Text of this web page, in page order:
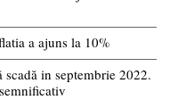
a ajuns la 10%
in septembrie 2022.